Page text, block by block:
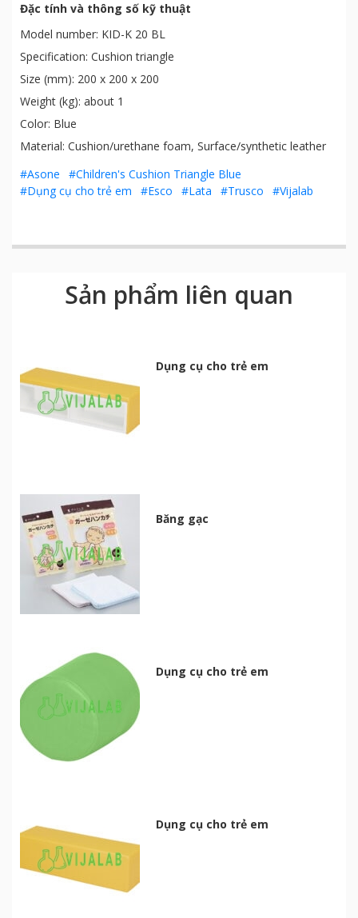
Đặc tính và thông số kỹ thuật
Model number: KID-K 20 BL
Specification: Cushion triangle
Size (mm): 200 x 200 x 200
Weight (kg): about 1
Color: Blue
Material: Cushion/urethane foam, Surface/synthetic leather
#Asone
#Children's Cushion Triangle Blue
#Dụng cụ cho trẻ em
#Esco #Lata #Trusco #Vijalab
Sản phẩm liên quan
Dụng cụ cho trẻ em
Băng gạc
Dụng cụ cho trẻ em
Dụng cụ cho trẻ em